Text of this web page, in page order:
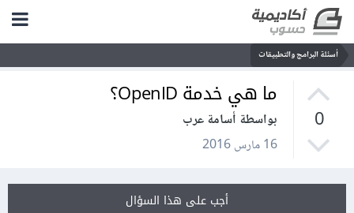
أسئلة البرامج والتطبيقات
0
ما هي خدمة OpenID؟
بواسطة أسامة عرب
16 مارس 2016
أجب على هذا السؤال